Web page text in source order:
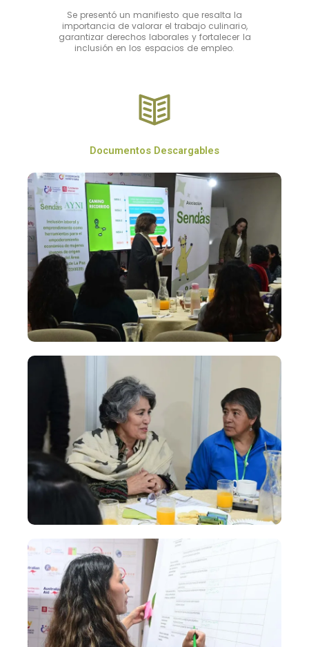
Se presentó un manifiesto que resalta la
importancia de valorar el trabajo culinario,
garantizar derechos laborales y fortalecer la
inclusión en los espacios de empleo.
Documentos Descargables